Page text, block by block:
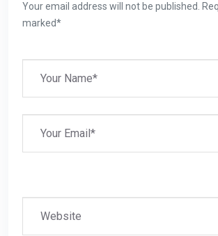
Your email address will not be published.
marked*